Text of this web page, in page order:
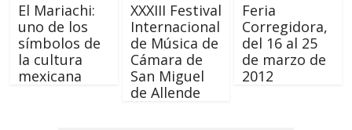
El Mariachi:
uno de los
símbolos de
la cultura
mexicana
XXXIII Festival
Internacional
de Música de
Cámara de
San Miguel
de Allende
Feria
Corregidora,
del 16 al 25
de marzo de
2012